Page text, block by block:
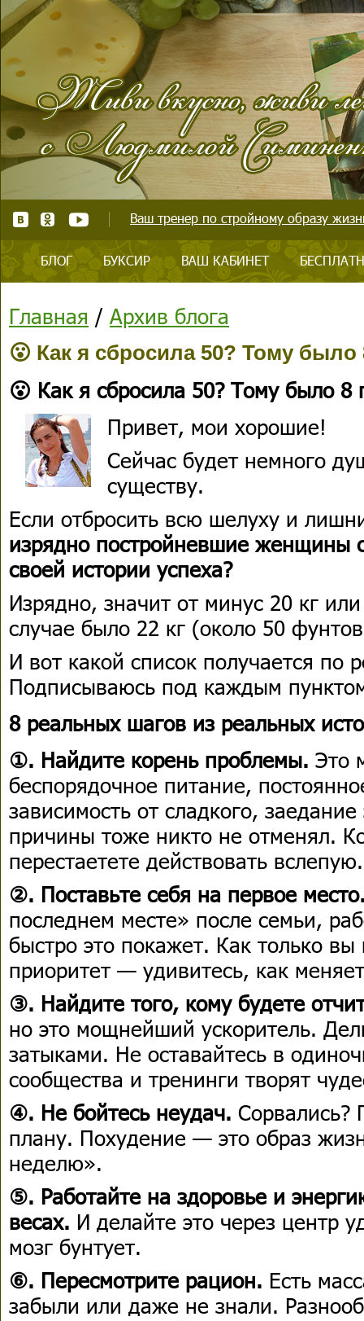
Ваш тренер по стройному образу
БЛОГ БУКСИР ВАШ КАБИНЕТ
Главная / Архив блога
😮 Как я сбросила 50? Тому было
😮 Как я сбросила 50? Тому было 8
Привет, мои хорошие!
Сейчас будет немного
существу.
Если отбросить всю шелуху и
изрядно постройневшие женщины
своей истории успеха?
Изрядно, значит от минус 20 кг
случае было 22 кг (около 50
И вот какой список получается по
Подписываюсь под каждым
8 реальных шагов из реальных
①. Найдите корень проблемы. Это
беспорядочное питание,
зависимость от сладкого,
причины тоже никто не отменял.
перестаетете действовать вслепую.
②. Поставьте себя на первое
последнем месте» после семьи,
быстро это покажет. Как только
приоритет — удивитесь, как
③. Найдите того, кому будете
но это мощнейший ускоритель.
затыками. Не оставайтесь в
сообщества и тренинги творят
④. Не бойтесь неудач. Сорвались?
плану. Похудение — это образ
неделю».
⑤. Работайте на здоровье и
весах. И делайте это через центр
мозг бунтует.
⑥. Пересмотрите рацион. Есть
забыли или даже не знали.